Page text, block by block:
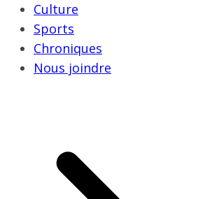
Culture
Sports
Chroniques
Nous joindre